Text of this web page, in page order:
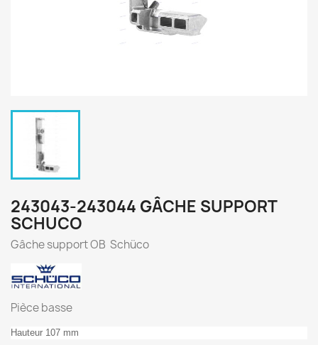
243043-243044 GÂCHE SUPPORT
SCHUCO
Gâche support OB Schüco
Pièce basse
Hauteur 107 mm